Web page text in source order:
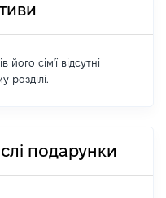
його сім'ї відсутні
розділі.
подарунки